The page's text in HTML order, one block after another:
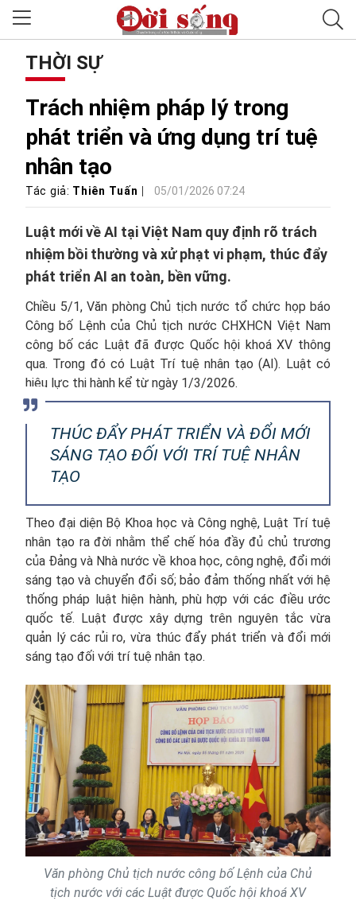
THỜI SỰ
Trách nhiệm pháp lý trong
phát triển và ứng dụng trí tuệ
nhân tạo
Tác giả: Thiên Tuấn 05/01/2026 07:24
Luật mới về AI tại Việt Nam quy định rõ trách
nhiệm bồi thường và xử phạt vi phạm, thúc đẩy
phát triển AI an toàn, bền vững.
Chiều 5/1, Văn phòng Chủ tịch nước tổ chức họp báo
Công bố Lệnh của Chủ tịch nước CHXHCN Việt Nam
công bố các Luật đã được Quốc hội khoá XV thông
qua. Trong đó có Luật Trí tuệ nhân tạo (AI). Luật có
hiệu lực thi hành kể từ ngày 1/3/2026.
THÚC ĐẨY PHÁT TRIỂN VÀ ĐỔI MỚI
SÁNG TẠO ĐỐI VỚI TRÍ TUỆ NHÂN
TẠO
Theo đại diện Bộ Khoa học và Công nghệ, Luật Trí tuệ
nhân tạo ra đời nhằm thể chế hóa đầy đủ chủ trương
của Đảng và Nhà nước về khoa học, công nghệ, đổi mới
sáng tạo và chuyển đổi số; bảo đảm thống nhất với hệ
thống pháp luật hiện hành, phù hợp với các điều ước
quốc tế. Luật được xây dựng trên nguyên tắc vừa
quản lý các rủi ro, vừa thúc đẩy phát triển và đổi mới
sáng tạo đối với trí tuệ nhân tạo.
Văn phòng Chủ tịch nước công bố Lệnh của Chủ
tịch nước với các Luật được Quốc hội khoá XV